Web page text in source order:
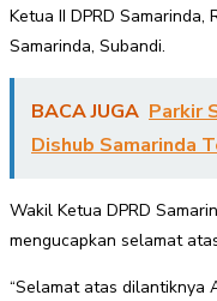
Ketua II DPRD Samarinda,
Samarinda, Subandi.
BACA JUGA Parkir
Dishub Samarinda
Wakil Ketua DPRD
mengucapkan selamat
“Selamat atas dilantiknya